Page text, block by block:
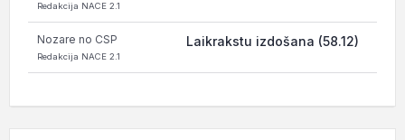
Redakcija NACE 2.1
Nozare no CSP
Redakcija NACE 2.1
Laikrakstu izdošana (58.12)